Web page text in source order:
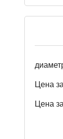
Цена
Цена